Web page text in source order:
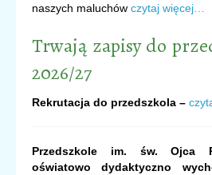
naszych maluchów czytaj więcej…
Trwają zapisy do
2026/27
Rekrutacja do przedszkola –
Przedszkole im. św. Ojca
oświatowo dydaktyczno